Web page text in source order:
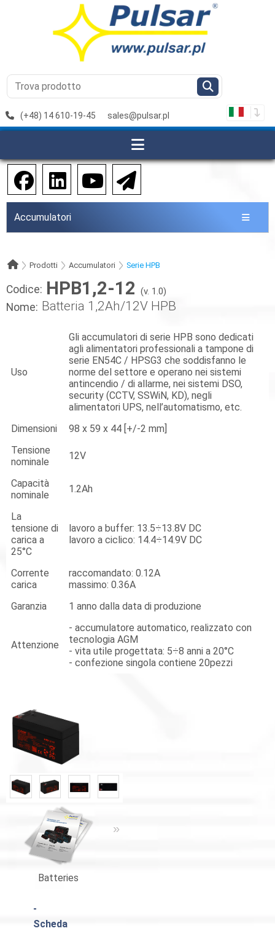
(+48) 14 610-19-45 sales@pulsar.pl
Accumulatori
Prodotti Accumulatori Serie HPB
Codice: HPB1,2-12 (v. 1.0)
Nome: Batteria 1,2Ah/12V HPB
Uso
Gli accumulatori di serie HPB sono dedicati
agli alimentatori professionali a tampone di
serie EN54C / HPSG3 che soddisfanno le
norme del settore e operano nei sistemi
antincendio / di allarme, nei sistemi DSO,
security (CCTV, SSWiN, KD), negli
alimentatori UPS, nell’automatismo, etc.
Dimensioni
98 x 59 x 44 [+/-2 mm]
Tensione
nominale
12V
Capacità
nominale
1.2Ah
La
tensione di
carica a
25°C
lavoro a buffer: 13.5÷13.8V DC
lavoro a ciclico: 14.4÷14.9V DC
Corrente
carica
raccomandato: 0.12A
massimo: 0.36A
Garanzia
1 anno dalla data di produzione
Attenzione
- accumulatore automatico, realizzato con
tecnologia AGM
- vita utile progettata: 5÷8 anni a 20°C
- confezione singola contiene 20pezzi
Batteries
»
-
Scheda